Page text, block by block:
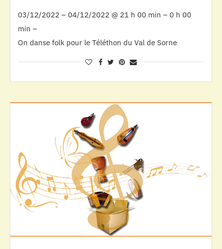
03/12/2022 – 04/12/2022 @ 21 h 00 min – 0 h 00
min –
On danse folk pour le Téléthon du Val de Sorne